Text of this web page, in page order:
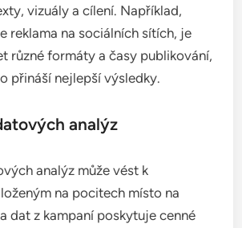
vizuály a cílení. Například,
reklama na sociálních sítích, je
různé formáty a časy publikování,
přináší nejlepší výsledky.
analýz
analýz může vést k
na pocitech místo na
dat z kampaní poskytuje cenné